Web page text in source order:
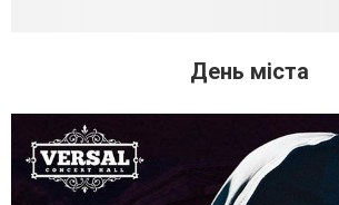
День міста